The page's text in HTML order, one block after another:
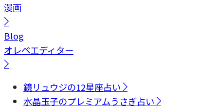
漫画
Blog
オレペエディター
鏡リュウジの12星座占い
水晶玉子のプレミアムうさぎ占い